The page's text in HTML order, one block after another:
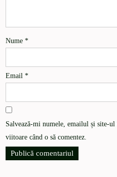
Nume*
Email*
Salvează-mi numele, emailul și site-
viitoare când o să comentez.